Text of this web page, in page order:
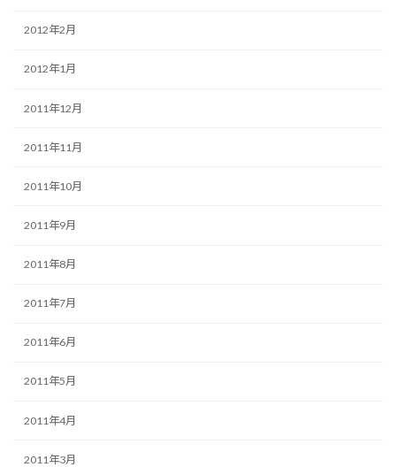
2012年2月
2012年1月
2011年12月
2011年11月
2011年10月
2011年9月
2011年8月
2011年7月
2011年6月
2011年5月
2011年4月
2011年3月